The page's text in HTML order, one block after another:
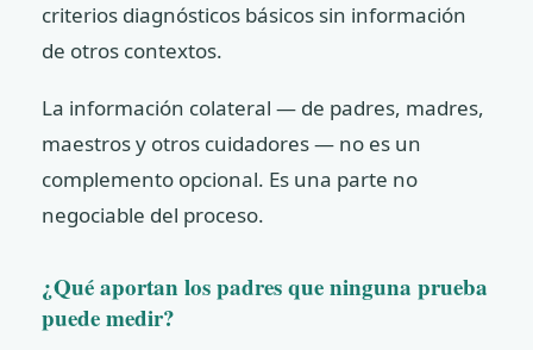
criterios diagnósticos básicos sin información
de otros contextos.
La información colateral — de padres, madres,
maestros y otros cuidadores — no es un
complemento opcional. Es una parte no
negociable del proceso.
¿Qué aportan los padres que ninguna prueba
puede medir?